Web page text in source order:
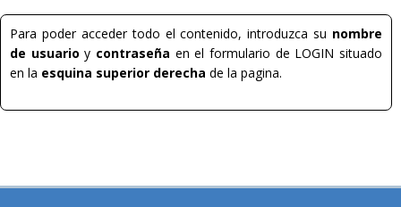
Para poder acceder todo el contenido, introduzca su nombre
de usuario y contraseña en el formulario de LOGIN situado
en la esquina superior derecha de la pagina.